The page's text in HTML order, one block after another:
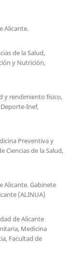
Alicante.
de la Salud,
y Nutrición,
y rendimiento físico,
Inef,
Preventiva y
Ciencias de la Salud,
Alicante. Gabinete
(ALINUA)
de Alicante
Medicina
Facultad de